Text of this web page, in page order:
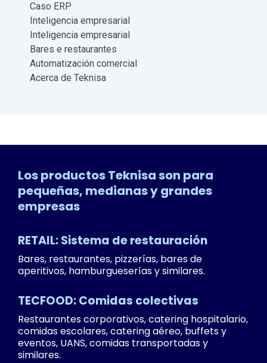
Caso ERP
Inteligencia empresarial
Inteligencia empresarial
Bares e restaurantes
Automatización comercial
Acerca de Teknisa
Los productos Teknisa son para
pequeñas, medianas y grandes
empresas
RETAIL: Sistema de restauración
Bares, restaurantes, pizzerías, bares de
aperitivos, hamburgueserías y similares.
TECFOOD: Comidas colectivas
Restaurantes corporativos, catering hospitalario,
comidas escolares, catering aéreo, buffets y
eventos, UANS, comidas transportadas y
similares.